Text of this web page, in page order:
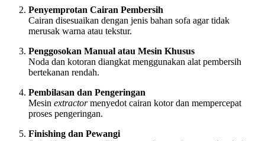
Penyemprotan Cairan Pembersih
Cairan disesuaikan dengan jenis bahan sofa agar tidak
merusak warna atau tekstur.
Penggosokan Manual atau Mesin Khusus
Noda dan kotoran diangkat menggunakan alat pembersih
bertekanan rendah.
Pembilasan dan Pengeringan
Mesin extractormenyedot cairan kotor dan mempercepat
proses pengeringan.
Finishing dan Pewangi